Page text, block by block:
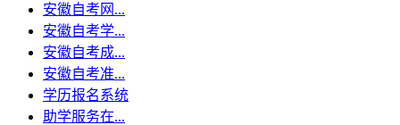
安徽自考网...
安徽自考学...
安徽自考成...
安徽自考准...
学历报名系统
助学服务在...